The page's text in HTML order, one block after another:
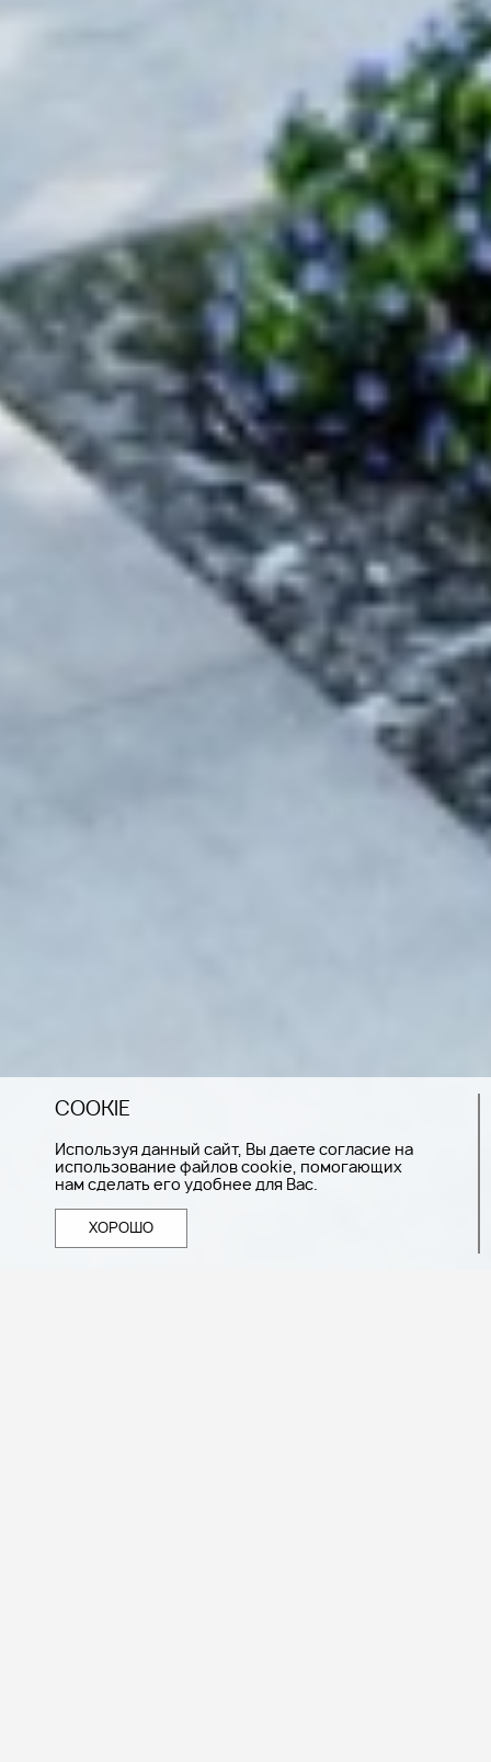
COOKIE
Используя данный сайт, Вы даете согласие на
использование файлов cookie, помогающих
нам сделать его удобнее для Вас.
ХОРОШО